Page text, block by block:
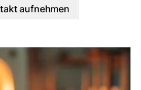
aufnehmen